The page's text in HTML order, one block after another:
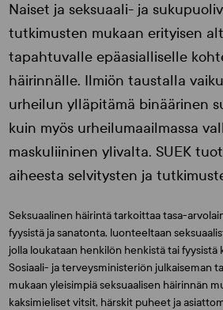
Naiset ja seksuaali- ja
tutkimusten mukaan erityisen
tapahtuvalle epäasialliselle
häirinnälle. Ilmiön taustalla
urheilun ylläpitämä binäärinen
kuin myös urheilumaailmassa
maskuliininen ylivalta. SUEK
aiheesta selvitysten ja
Seksuaalinen häirintä tarkoittaa tasa-
fyysistä ja sanatonta, luonteeltaan
jolla loukataan henkilön henkistä tai
Sosiaali- ja terveysministeriön julkaiseman
mukaan yleisimpiä seksuaalisen häirinnän
kaksimieliset vitsit, härskit puheet ja